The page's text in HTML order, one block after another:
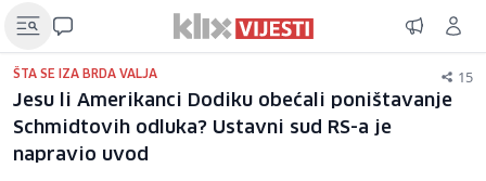
ŠTA SE IZA BRDA VALJA 15
Jesu li Amerikanci Dodiku obećali poništavanje
Schmidtovih odluka? Ustavni sud RS-a je
napravio uvod